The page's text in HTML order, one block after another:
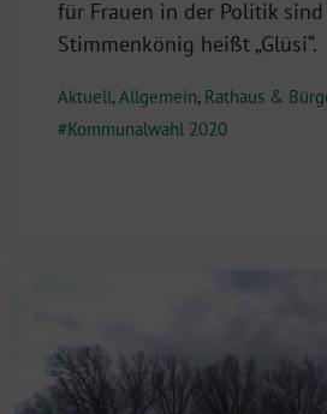
für Frauen in der Politik
Stimmenkönig heißt „Glüsi“.
Aktuell,Allgemein, Rathaus &
Kommunalwahl 2020